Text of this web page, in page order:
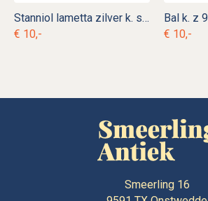
Stanniol lametta zilver k. s 18
€ 10,-
Bal k. z 9
€ 10,-
Smeerling 16